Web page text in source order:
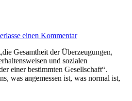
einen Kommentar
Gesamtheit der Überzeugungen,
und sozialen
einer bestimmten Gesellschaft“.
was angemessen ist, was normal ist,